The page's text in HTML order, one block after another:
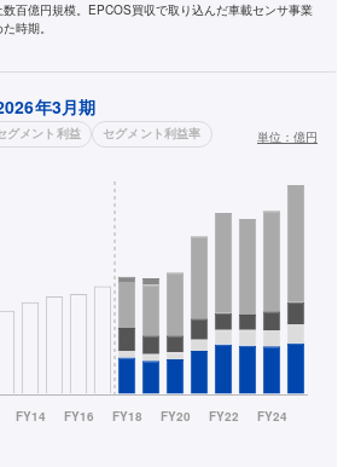
百億円規模。EPCOS買収で取り込んだ車載センサ事業
時期。
年3月期
グメント利益 セグメント利益率 単位： 億円